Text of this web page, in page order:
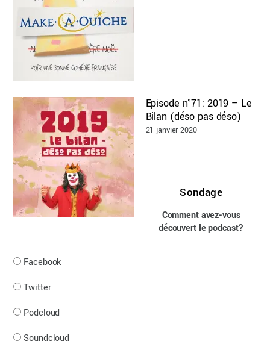
Episode n°71: 2019 – Le
Bilan (déso pas déso)
21 janvier 2020
Sondage
Comment avez-vous
découvert le podcast?
Facebook
Twitter
Podcloud
Soundcloud